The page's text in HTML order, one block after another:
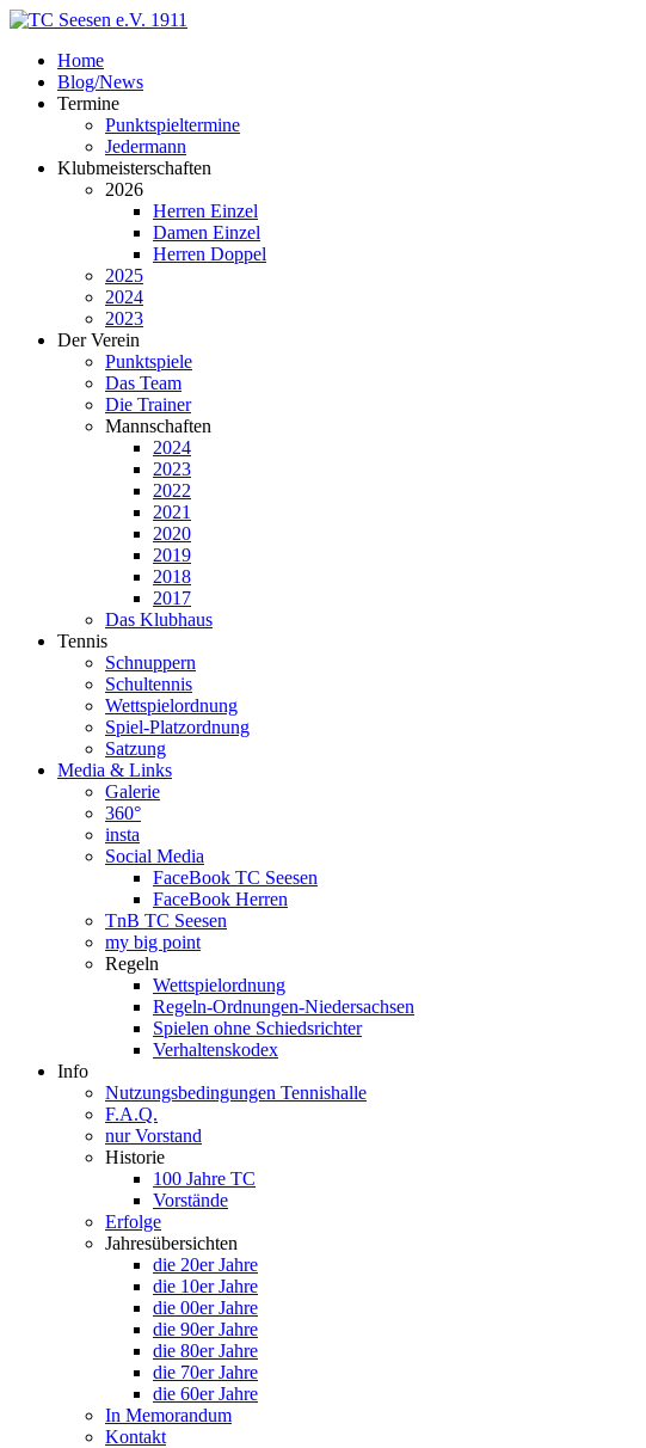
Home
Blog/News
Termine
Punktspieltermine
Jedermann
Klubmeisterschaften
2026
Herren Einzel
Damen Einzel
Herren Doppel
2025
2024
2023
Der Verein
Punktspiele
Das Team
Die Trainer
Mannschaften
2024
2023
2022
2021
2020
2019
2018
2017
Das Klubhaus
Tennis
Schnuppern
Schultennis
Wettspielordnung
Spiel-Platzordnung
Satzung
Media & Links
Galerie
360°
insta
Social Media
FaceBook TC Seesen
FaceBook Herren
TnB TC Seesen
my big point
Regeln
Wettspielordnung
Regeln-Ordnungen-Niedersachsen
Spielen ohne Schiedsrichter
Verhaltenskodex
Info
Nutzungsbedingungen Tennishalle
F.A.Q.
nur Vorstand
Historie
100 Jahre TC
Vorstände
Erfolge
Jahresübersichten
die 20er Jahre
die 10er Jahre
die 00er Jahre
die 90er Jahre
die 80er Jahre
die 70er Jahre
die 60er Jahre
In Memorandum
Kontakt